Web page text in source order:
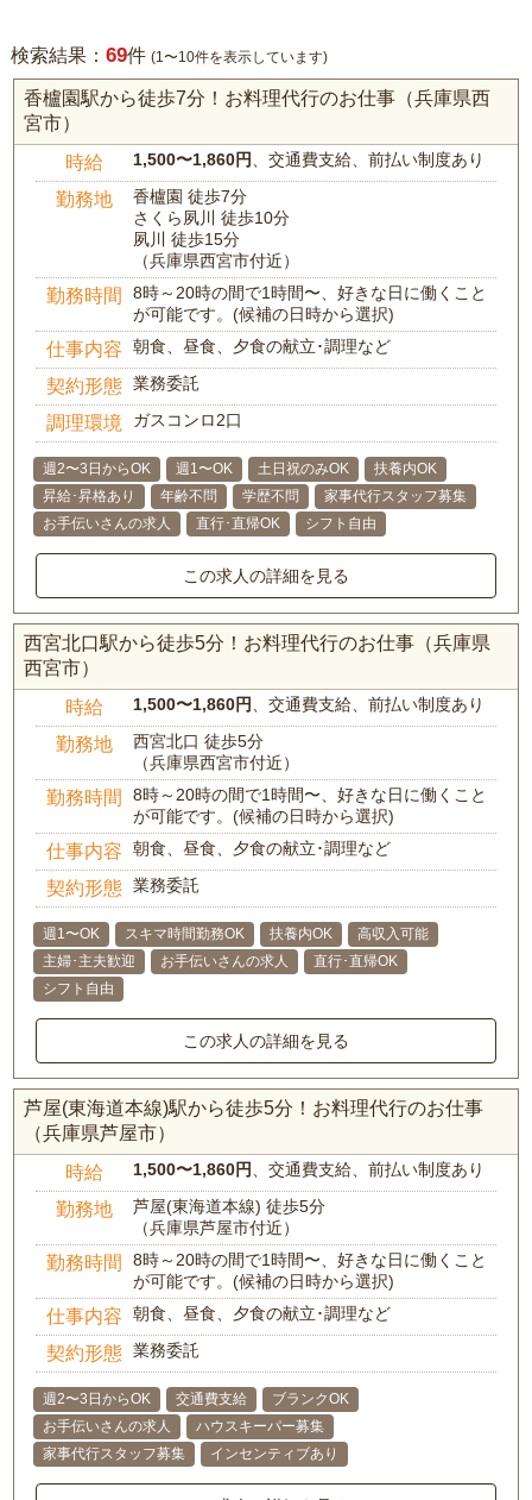
検索結果： 69件 (1〜10件を表示しています)
香櫨園駅から徒歩7分！お料理代行のお仕事（兵庫県西
宮市）
時給 1,500〜1,860円 、交通費支給、前払い制度あり
勤務地
香櫨園 徒歩7分
さくら夙川 徒歩10分
夙川 徒歩15分
（兵庫県西宮市付近）
勤務時間
8時～20時の間で1時間〜、好きな日に働くこと
が可能です。(候補の日時から選択)
仕事内容 朝食、昼食、夕食の献立･調理など
契約形態 業務委託
調理環境 ガスコンロ2口
週2〜3日からOK 週1〜OK 土日祝のみOK
扶養内OK
昇給･昇格あり
年齢不問 学歴不問
家事代行スタッフ募集
お手伝いさんの求人
直行･直帰OK シフト自由
この求人の詳細を見る
西宮北口駅から徒歩5分！お料理代行のお仕事（兵庫県
西宮市）
時給 1,500〜1,860円 、交通費支給、前払い制度あり
勤務地
西宮北口 徒歩5分
（兵庫県西宮市付近）
勤務時間
8時～20時の間で1時間〜、好きな日に働くこと
が可能です。(候補の日時から選択)
仕事内容 朝食、昼食、夕食の献立･調理など
契約形態 業務委託
週1〜OK スキマ時間勤務OK 扶養内OK
高収入可能
主婦･主夫歓迎
お手伝いさんの求人
直行･直帰OK
シフト自由
この求人の詳細を見る
芦屋(東海道本線)駅から徒歩5分！お料理代行のお仕事
（兵庫県芦屋市）
時給 1,500〜1,860円 、交通費支給、前払い制度あり
勤務地
芦屋(東海道本線) 徒歩5分
（兵庫県芦屋市付近）
勤務時間
8時～20時の間で1時間〜、好きな日に働くこと
が可能です。(候補の日時から選択)
仕事内容 朝食、昼食、夕食の献立･調理など
契約形態 業務委託
週2〜3日からOK 交通費支給
ブランクOK
お手伝いさんの求人
ハウスキーパー募集
家事代行スタッフ募集
インセンティブあり